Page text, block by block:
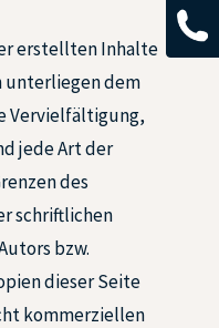
erstellten Inhalte
unterliegen dem
Vervielfältigung,
jede Art der
des
schriftlichen
bzw.
dieser Seite
kommerziellen